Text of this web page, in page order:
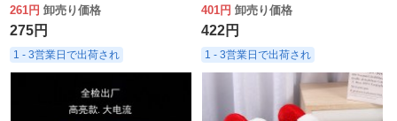
リー吊り下げ、クリスマスオーナ
メント
261円 卸売り価格
275円
1 - 3営業日で出荷され
クスガールフレンドへのクリスマ
スギフト
401円 卸売り価格
422円
1 - 3営業日で出荷され